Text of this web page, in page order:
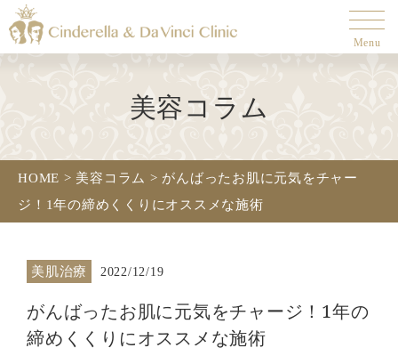
Menu
美容コラム
HOME > 美容コラム > がんばったお肌に元気をチャー
ジ！1年の締めくくりにオススメな施術
美肌治療 2022/12/19
がんばったお肌に元気をチャージ！1年の
締めくくりにオススメな施術